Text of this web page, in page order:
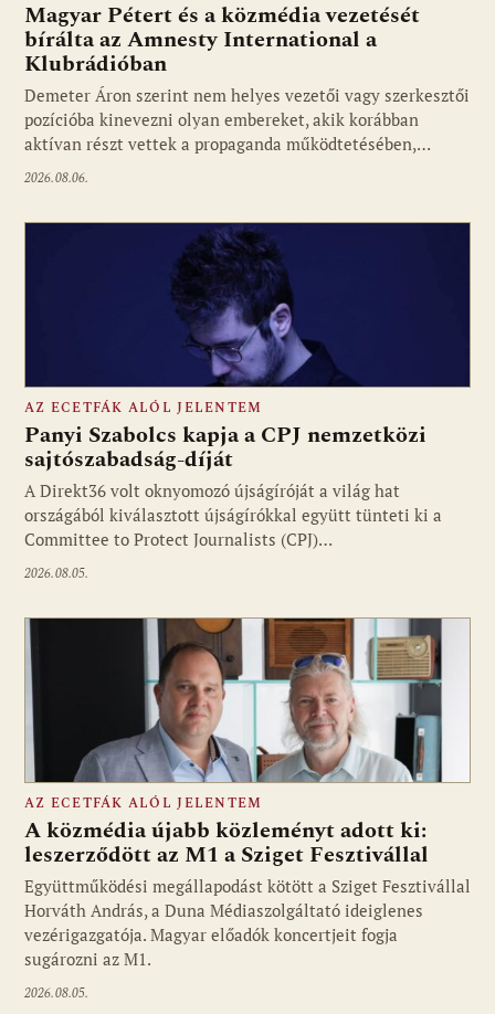
Fotó: media1.hu
Magyar Pétert és a közmédia vezetését
bírálta az Amnesty International a
Klubrádióban
Demeter Áron szerint nem helyes vezetői vagy szerkesztői
pozícióba kinevezni olyan embereket, akik korábban
aktívan részt vettek a propaganda működtetésében,…
2026.08.06.
Fotó: media1.hu
AZ ECETFÁK ALÓL JELENTEM
Panyi Szabolcs kapja a CPJ nemzetközi
sajtószabadság-díját
A Direkt36 volt oknyomozó újságíróját a világ hat
országából kiválasztott újságírókkal együtt tünteti ki a
Committee to Protect Journalists (CPJ)…
2026.08.05.
Fotó: media1.hu
AZ ECETFÁK ALÓL JELENTEM
A közmédia újabb közleményt adott ki:
leszerződött az M1 a Sziget Fesztivállal
Együttműködési megállapodást kötött a Sziget Fesztivállal
Horváth András, a Duna Médiaszolgáltató ideiglenes
vezérigazgatója. Magyar előadók koncertjeit fogja
sugározni az M1.
2026.08.05.